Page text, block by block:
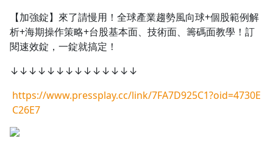
【加強錠】來了請慢用！全球產業趨勢風向球+個股範例解
析+海期操作策略+台股基本面、技術面、籌碼面教學！訂
閱速效錠，一錠就搞定！
↓↓↓↓↓↓↓↓↓↓↓↓↓↓
https://www.pressplay.cc/link/7FA7D925C1?oid=4730E
C26E7